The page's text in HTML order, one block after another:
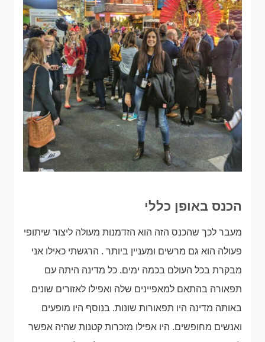
הכנס באופן כללי
מעבר לכך שהכנס הזה הוא הזדמנות מעולה ליצור שיתופי
פעולה הוא גם מרשים ומעניין ביותר . הרגשתי כאילו אני
מבקרת בכל העולם בכמה ימים. כל מדינה היתה עם
תפאורה בהתאם למאפיינים שלה ואפילו לאזורים שונים
באותה מדינה היו תפאורות שונות. בנוסף היו מופעים
ואנשים מחופשים. היו אפילו מזכרות קטנות שהיה אפשר